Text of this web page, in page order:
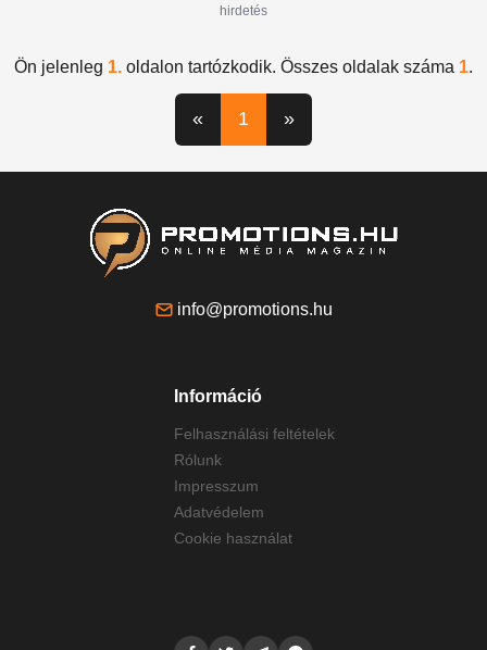
hirdetés
Ön jelenleg 1. oldalon tartózkodik. Összes oldalak száma 1.
« 1 »
info@promotions.hu
Információ
Felhasználási feltételek
Rólunk
Impresszum
Adatvédelem
Cookie használat